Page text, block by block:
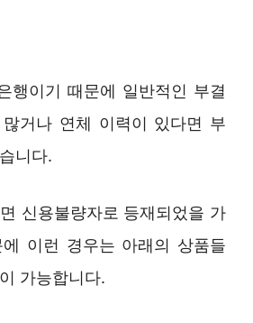
행이기 때문에 일반적인 부결
거나 연체 이력이 있다면 부
니다.
신용불량자로 등재되었을 가
이런 경우는 아래의 상품들
가능합니다.